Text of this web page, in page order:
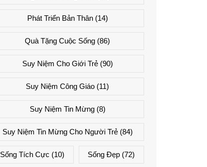
Phát Triển Bản Thân(14)
Quà Tặng Cuộc Sống (86)
Suy Niệm Cho Giới Trẻ(90)
Suy Niệm Công Giáo (11)
Suy Niệm Tin Mừng(8)
Suy Niệm Tin Mừng Cho Người Trẻ(84)
Sống Tích Cực (10) Sống Đẹp (72)